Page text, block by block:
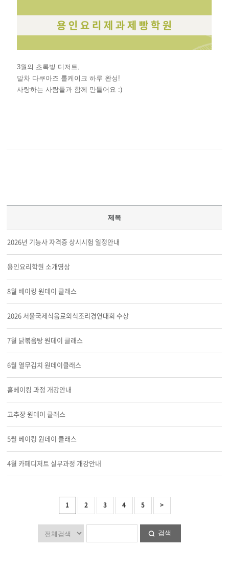
3월의 초록빛 디저트,
말차 다쿠아즈 롤케이크 하루 완성!
사랑하는 사람들과 함께 만들어요 :)
제목
2026년 기능사 자격증 상시시험 일정안내
용인요리학원 소개영상
8월 베이킹 원데이 클래스
2026 서울국제식음료외식조리경연대회 수상
7월 닭볶음탕 원데이 클래스
6월 열무김치 원데이클래스
홈베이킹 과정 개강안내
고추장 원데이 클래스
5월 베이킹 원데이 클래스
4월 카페디저트 실무과정 개강안내
1 2 3 4 5 >
검색